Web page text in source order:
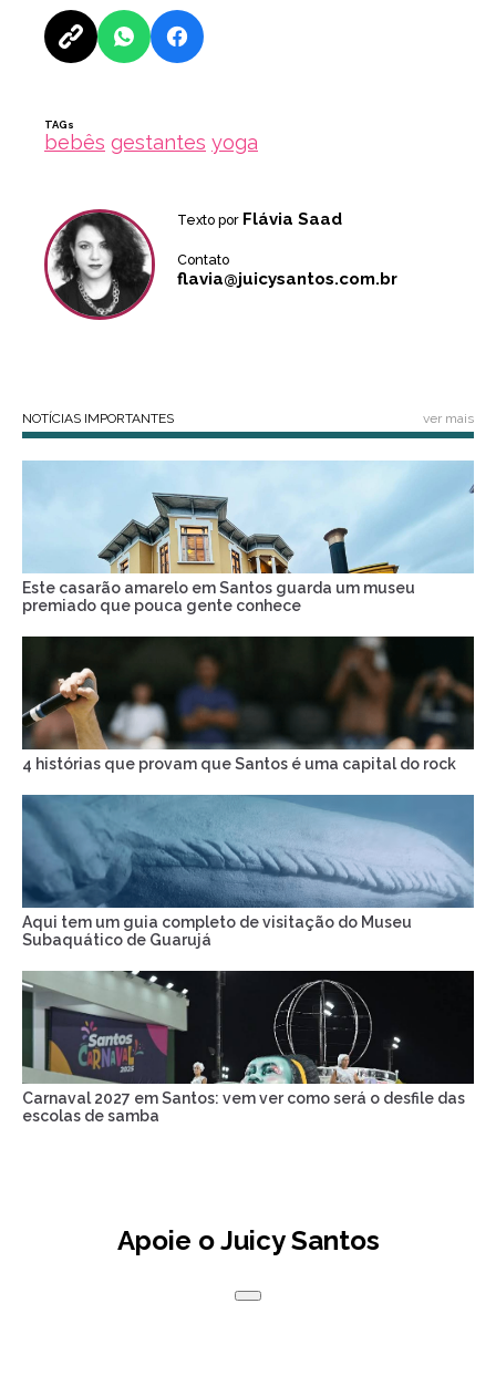
TAGs
bebês gestantes yoga
Texto por Flávia Saad
Contato
flavia@juicysantos.com.br
NOTÍCIAS IMPORTANTES ver mais
Este casarão amarelo em Santos guarda um museu
premiado que pouca gente conhece
4 histórias que provam que Santos é uma capital do rock
Aqui tem um guia completo de visitação do Museu
Subaquático de Guarujá
Carnaval 2027 em Santos: vem ver como será o desfile das
escolas de samba
Apoie o Juicy Santos